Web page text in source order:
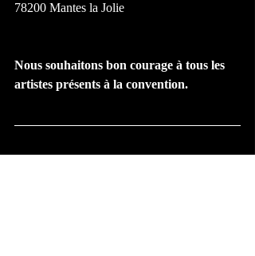
78200 Mantes la Jolie
Nous souhaitons bon courage à tous les
artistes présents à la convention.